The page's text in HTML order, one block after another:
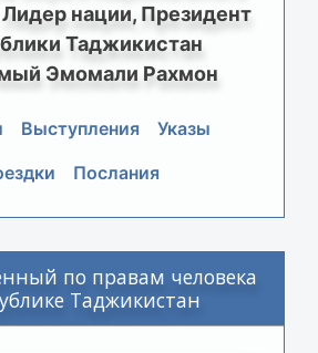
нации, Президент
Таджикистан
Эмомали Рахмон
Выступления
Указы
Послания
по правам человека
Таджикистан